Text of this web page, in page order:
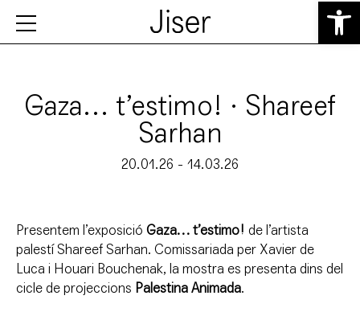
Obre la
Gaza… t’estimo! · Shareef
Sarhan
20.01.26 - 14.03.26
Presentem l’exposició Gaza… t’estimo! de l’artista
palestí Shareef Sarhan. Comissariada per Xavier de
Luca i Houari Bouchenak, la mostra es presenta dins del
cicle de projeccions Palestina Animada.